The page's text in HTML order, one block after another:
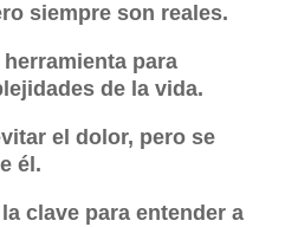
siempre son reales.
para
de la vida.
el dolor, pero se
él.
clave para entender a